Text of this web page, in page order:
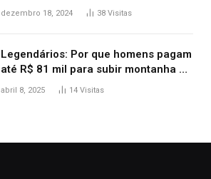
diz ‘foi mal’
dezembro 18, 2024 38 Visitas
Legendários: Por que homens pagam
até R$ 81 mil para subir montanha e
melhorar casamento?
abril 8, 2025 14 Visitas